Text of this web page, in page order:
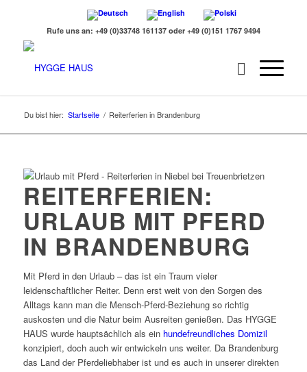
Rufe uns an: +49 (0)33748 161137 oder +49 (0)151 1767 9494
Du bist hier: Startseite / Reiterferien in Brandenburg
REITERFERIEN:
URLAUB MIT PFERD
IN BRANDENBURG
Mit Pferd in den Urlaub – das ist ein Traum vieler
leidenschaftlicher Reiter. Denn erst weit von den Sorgen des
Alltags kann man die Mensch-Pferd-Beziehung so richtig
auskosten und die Natur beim Ausreiten genießen. Das HYGGE
HAUS wurde hauptsächlich als ein hundefreundliches Domizil
konzipiert, doch auch wir entwickeln uns weiter. Da Brandenburg
das Land der Pferdeliebhaber ist und es auch in unserer direkten